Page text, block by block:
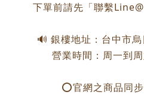
下單前請先「聯繫
🔊 銀樓地址：台中市
營業時間：周一到
⭕️官網之商品同